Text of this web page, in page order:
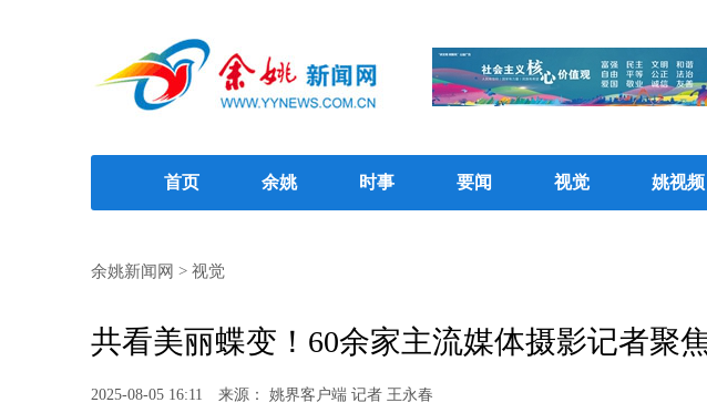
首页 余姚 时事 要闻 视觉 姚视频
余姚新闻网 > 视觉
共看美丽蝶变！60余家主流媒体摄影记者聚
2025-08-05 16:11 来源： 姚界客户端 记者 王永春